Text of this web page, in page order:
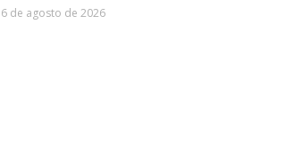
6 de agosto de 2026